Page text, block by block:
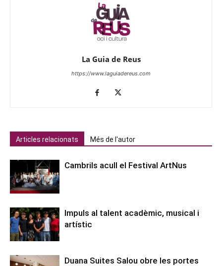
La Guia de Reus
https://www.laguiadereus.com
Articles relacionats Més de l'autor
Cambrils acull el Festival ArtNus
Impuls al talent acadèmic, musical i
artístic
Duana Suites Salou obre les portes